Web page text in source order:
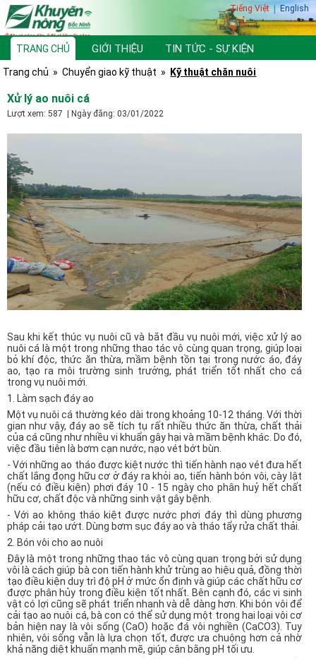
Tiếng Việt|English
TRANG CHỦ GIỚI THIỆU
TIN TỨC - SỰ KIỆN
TƯ VẤN, HỎI ĐÁP
THƯ VIỆN
Trang chủ »Chuyển giao kỹ thuật » Kỹ thuật chăn nuôi
Xử lý ao nuôi cá
Lượt xem: 587 | Ngày đăng: 03/01/2022
Sau khi kết thúc vụ nuôi cũ và bắt đầu vụ nuôi mới, việc xử lý ao
nuôi cá là một trong những thao tác vô cùng quan trọng, giúp loại
bỏ khí độc, thức ăn thừa, mầm bệnh tồn tại trong nước áo, đáy
ao, tạo ra môi trường sinh trưởng, phát triển tốt nhất cho cá
trong vụ nuôi mới.
1. Làm sạch đáy ao
Một vụ nuôi cá thường kéo dài trong khoảng 10-12 tháng. Với thời
gian như vậy, đáy ao sẽ tích tụ rất nhiều thức ăn thừa, chất thải
của cá cũng như nhiều vi khuẩn gây hại và mầm bệnh khác. Do đó,
việc đầu tiên là bơm cạn nước, nạo vét bớt bùn.
- Với những ao tháo được kiệt nước thì tiến hành nạo vét đưa hết
chất lắng đọng hữu cơ ở đáy ra khỏi ao, tiến hành bón vôi, cày lật
(nếu có điều kiện) phơi đáy 10 - 15 ngày cho phân huỷ hết chất
hữu cơ, chất độc và những sinh vật gây bệnh.
- Với ao không tháo kiệt được nước phơi đáy thì dùng phương
pháp cải tạo ướt. Dùng bơm sục đáy ao và tháo tẩy rửa chất thải.
2. Bón vôi cho ao nuôi
Đây là một trong những thao tác vô cùng quan trọng bởi sử dụng
vôi là cách giúp bà con tiến hành khử trùng ao hiệu quả, đồng thời
tạo điều kiện duy trì độ pH ở mức ổn định và giúp các chất hữu cơ
được phân hủy trong điều kiện tốt nhất. Bên cạnh đó, các vi sinh
vật có lợi cũng sẽ phát triển nhanh và dễ dàng hơn. Khi bón vôi để
cải tạo ao nuôi cá, bà con có thể sử dụng một trong hai loại vôi cơ
bản hiện nay là vôi sống (CaO) hoặc đá vôi nghiền (CaCO­3). Tuy
nhiên, vôi sống vẫn là lựa chọn tốt, được ưa chuộng hơn cả nhờ
khả năng diệt khuẩn mạnh mẽ, giúp cân bằng pH tối ưu.